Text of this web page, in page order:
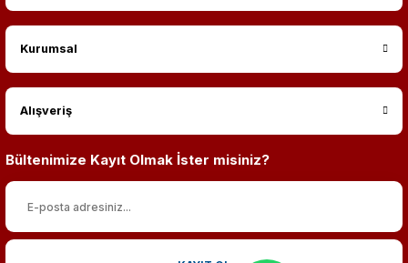
Kurumsal
Alışveriş
Bültenimize Kayıt Olmak İster misiniz?